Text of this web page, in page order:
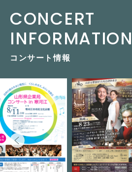
CONCERT
INFORMATION
コンサート情報